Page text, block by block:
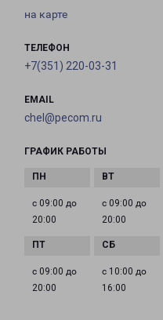
на карте
ТЕЛЕФОН
+7(351) 220-03-31
EMAIL
chel@pecom.ru
ГРАФИК РАБОТЫ
с 09:00 до
20:00
с 09:00 до
20:00
с 09:00 до
20:00
с 10:00 до
16:00